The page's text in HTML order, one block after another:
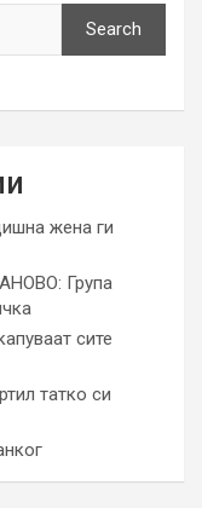
Search
жена ги
Група
сите
татко си